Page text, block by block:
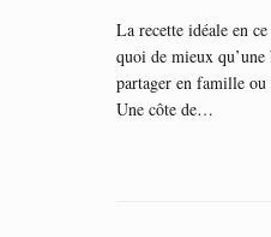
La recette idéale en
quoi de mieux
partager en famille
Une côte de…